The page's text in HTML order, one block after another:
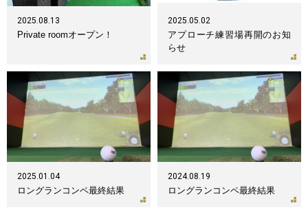
2025.08.13
Private roomオープン！
2025.05.02
アプローチ練習場再開のお知
らせ
2025.01.04
ロングランコンペ最終結果
2024.08.19
ロングランコンペ最終結果